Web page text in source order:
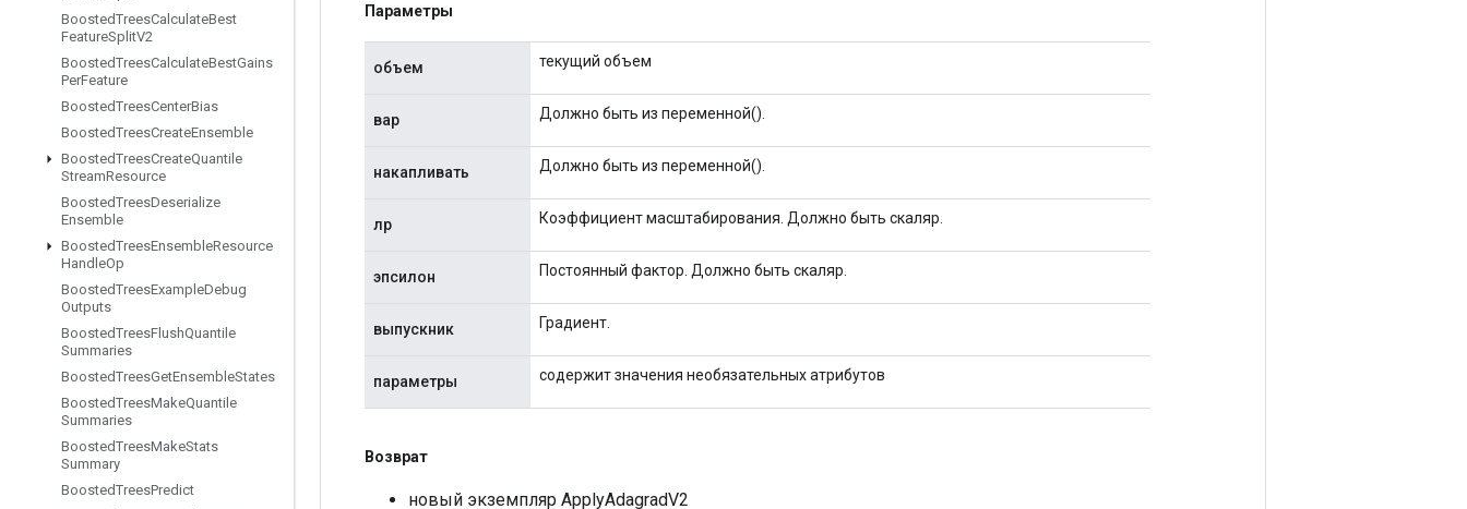
BoostedTreesCalculateBest
FeatureSplitV2
BoostedTreesCalculateBestGains
PerFeature
BoostedTreesCenterBias
BoostedTreesCreateEnsemble
BoostedTreesCreateQuantile
StreamResource
BoostedTreesDeserialize
Ensemble
BoostedTreesEnsembleResource
HandleOp
BoostedTreesExampleDebug
Outputs
BoostedTreesFlushQuantile
Summaries
BoostedTreesGetEnsembleStates
BoostedTreesMakeQuantile
Summaries
BoostedTreesMakeStats
Summary
BoostedTreesPredict
Параметры
объем текущий объем
вар Должно быть из переменной().
накапливать Должно быть из переменной().
лр Коэффициент масштабирования. Должно быть скаляр.
эпсилон Постоянный фактор. Должно быть скаляр.
выпускник Градиент.
параметры содержит значения необязательных атрибутов
Возврат
новый экземпляр ApplyAdagradV2